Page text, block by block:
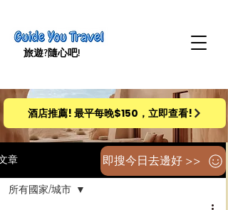
旅遊​?隨心吧!
酒店推薦! 最平每晚$150，立即查看!
章
所有國家/城市
即搜今日去邊好 >>